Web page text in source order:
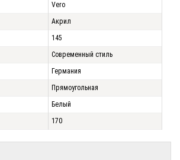
Vero
Акрил
145
Современный стиль
Германия
Прямоугольная
Белый
170